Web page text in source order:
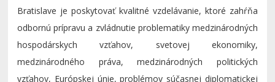
Bratislave je poskytovať kvalitné vzdelávanie, ktoré zahŕňa
odbornú prípravu a zvládnutie problematiky medzinárodných
hospodárskych vzťahov, svetovej ekonomiky,
medzinárodného práva, medzinárodných politických
vzťahov, Európskej únie, problémov súčasnej diplomatickej